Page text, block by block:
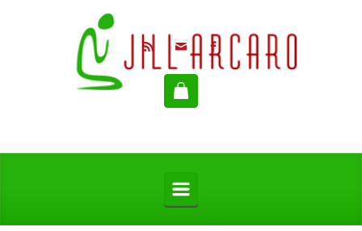
Saltar al contenido principal